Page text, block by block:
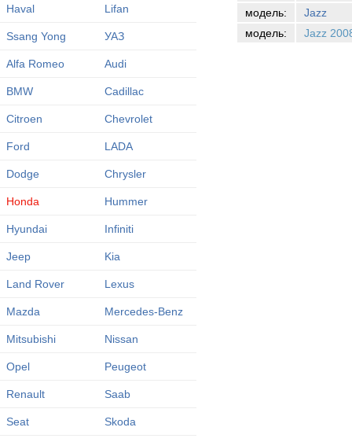
Haval Lifan
Ssang Yong УАЗ
Alfa Romeo Audi
BMW Cadillac
Citroen Chevrolet
Ford LADA
Dodge Chrysler
Honda Hummer
Hyundai Infiniti
Jeep Kia
Land Rover Lexus
Mazda Mercedes-Benz
Mitsubishi Nissan
Opel Peugeot
Renault Saab
Seat Skoda
модель:
Jazz
модель:
Jazz